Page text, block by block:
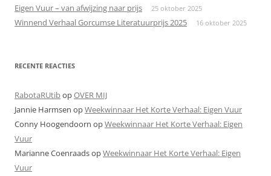
Eigen Vuur – van afwijzing naar prijs 25 oktober 2025
Winnend Verhaal Gorcumse Literatuurprijs 2025 16 oktober 2025
RECENTE REACTIES
RabotaRUtibopOVER MIJ
Jannie Harmsen opWeekwinnaar Het Korte Verhaal: Eigen Vuur
Conny Hoogendoorn opWeekwinnaar Het Korte Verhaal: Eigen
Vuur
Marianne CoenraadsopWeekwinnaar Het Korte Verhaal: Eigen
Vuur